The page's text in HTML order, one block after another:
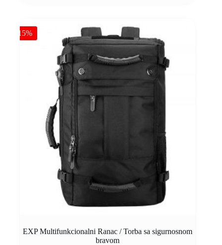
-15%
EXP Multifunkcionalni Ranac / Torba sa sigurnosnom
bravom